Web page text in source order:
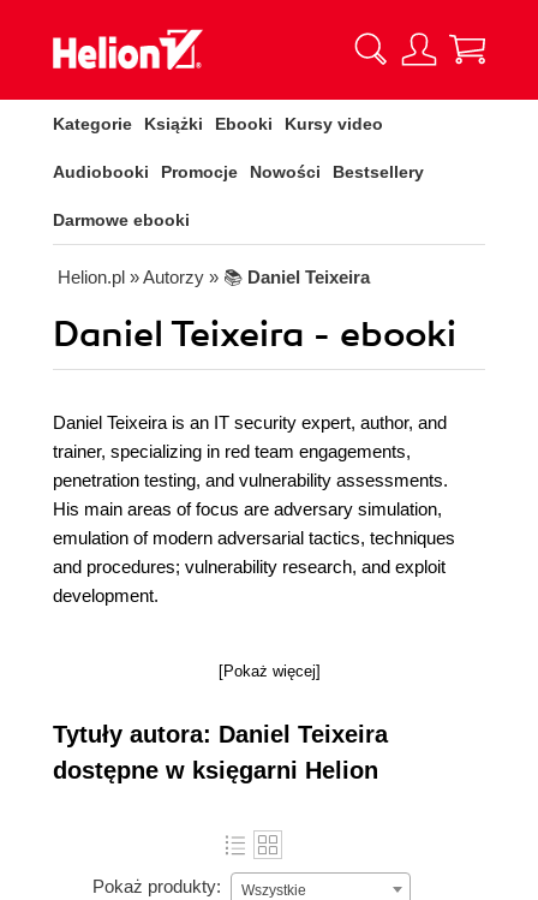
Kategorie Książki Ebooki Kursy video
Audiobooki Promocje Nowości Bestsellery
Darmowe ebooki
Helion.pl » Autorzy » 📚 Daniel Teixeira
Daniel Teixeira - ebooki
Daniel Teixeira is an IT security expert, author, and
trainer, specializing in red team engagements,
penetration testing, and vulnerability assessments.
His main areas of focus are adversary simulation,
emulation of modern adversarial tactics, techniques
and procedures; vulnerability research, and exploit
development.
[Pokaż więcej]
Tytuły autora: Daniel Teixeira
dostępne w księgarni Helion
Pokaż produkty: Wszystkie